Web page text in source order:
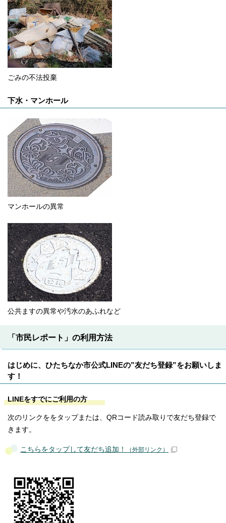
ごみの不法投棄
下水・マンホール
マンホールの異常
公共ますの異常や汚水のあふれなど
「市民レポート」の利用方法
はじめに、ひたちなか市公式LINEの”友だち登録”をお願いしま
す！
LINEをすでにご利用の方
次のリンクををタップまたは、QRコード読み取りで友だち登録で
きます。
こちらをタップして友だち追加！ （外部リンク）